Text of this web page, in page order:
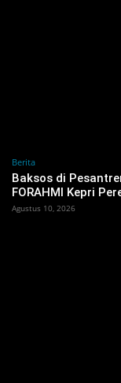
Berita
Baksos di
FORAHMI Kepri
Agustus 10, 2026